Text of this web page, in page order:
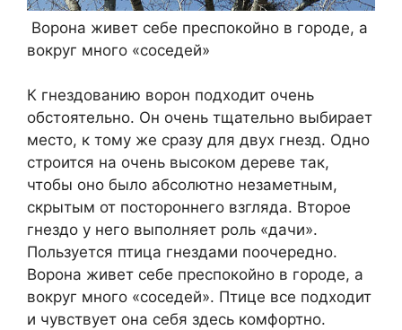
Ворона живет себе преспокойно в городе, а
вокруг много «соседей»
К гнездованию ворон подходит очень
обстоятельно. Он очень тщательно выбирает
место, к тому же сразу для двух гнезд. Одно
строится на очень высоком дереве так,
чтобы оно было абсолютно незаметным,
скрытым от постороннего взгляда. Второе
гнездо у него выполняет роль «дачи».
Пользуется птица гнездами поочередно.
Ворона живет себе преспокойно в городе, а
вокруг много «соседей». Птице все подходит
и чувствует она себя здесь комфортно.